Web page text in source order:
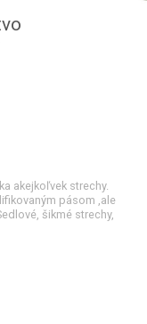
akejkoľvek strechy.
pásom ,ale
šikmé strechy,